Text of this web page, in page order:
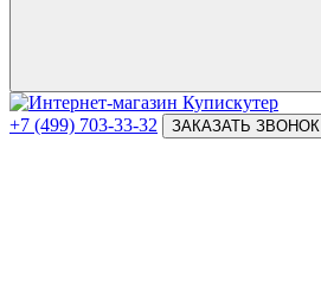
+7 (499) 703-33-32 ЗАКАЗАТЬ ЗВОНОК